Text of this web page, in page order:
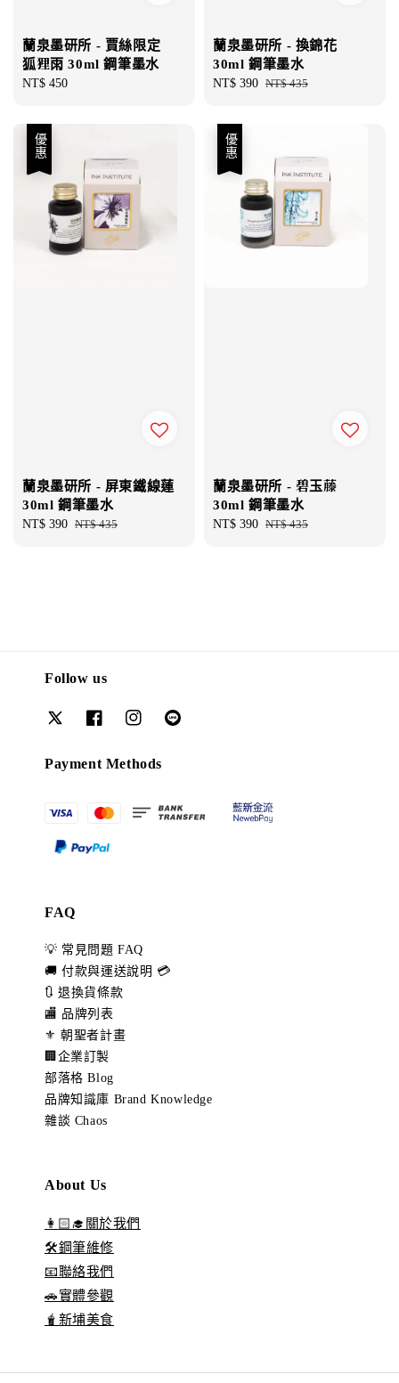
蘭泉墨研所 - 賈絲限定
狐狸雨 30ml 鋼筆墨水
Regular
NT$ 450
蘭泉墨研所 - 換錦花
30ml 鋼筆墨水
Sale
NT$ 390 Regular
NT$ 435
優惠
蘭泉墨研所 - 屏東鐵線蓮
30ml 鋼筆墨水
Sale
NT$ 390 Regular
NT$ 435
優惠
蘭泉墨研所 - 碧玉藤
30ml 鋼筆墨水
Sale
NT$ 390 Regular
NT$ 435
Follow us
Payment Methods
FAQ
💡 常見問題 FAQ
🚚 付款與運送說明 💳
🔃 退換貨條款
🏬 品牌列表
⚜️ 朝聖者計畫
🏢企業訂製
部落格 Blog
品牌知識庫 Brand Knowledge
雜談 Chaos
About Us
👩🏻‍🎓關於我們
🛠️鋼筆維修
📧聯絡我們
🚗實體參觀
🧋新埔美食